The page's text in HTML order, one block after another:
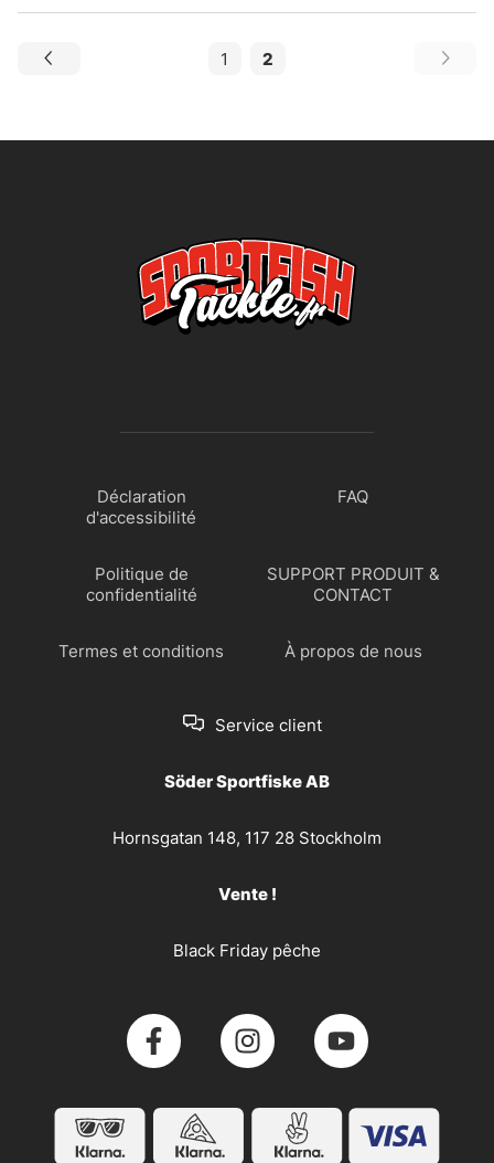
1 2
Déclaration
d'accessibilité
FAQ
Politique de
confidentialité
SUPPORT PRODUIT &
CONTACT
Termes et conditions À propos de nous
Service client
Söder Sportfiske AB
Hornsgatan 148, 117 28 Stockholm
Vente !
Black Friday pêche